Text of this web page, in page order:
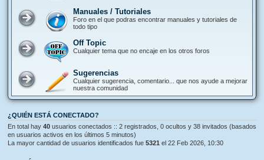
Manuales / Tutoriales
Foro en el que podras encontrar manuales y tutoriales de
todo tipo
Off Topic
Cualquier tema que no encaje en los otros foros
Sugerencias
Cualquier sugerencia, comentario... que nos ayude a mejorar
nuestra comunidad
¿QUIÉN ESTÁ CONECTADO?
En total hay 40 usuarios conectados :: 2 registrados, 0 ocultos y 38 invitados (basados
en usuarios activos en los últimos 5 minutos)
La mayor cantidad de usuarios identificados fue 5321 el 22 Feb 2026, 10:30